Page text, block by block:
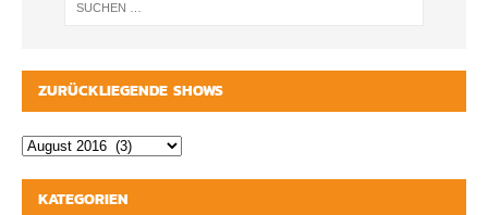
ZURÜCKLIEGENDE SHOWS
KATEGORIEN